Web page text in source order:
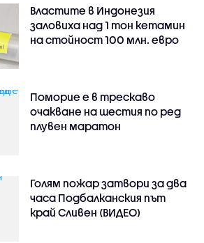
Властите в Индонезия
заловиха над 1 тон кетамин
на стойност 100 млн. евро
Поморие е в трескаво
очакване на шестия по ред
плувен маратон
Голям пожар затвори за два
часа Подбалканския път
край Сливен (ВИДЕО)